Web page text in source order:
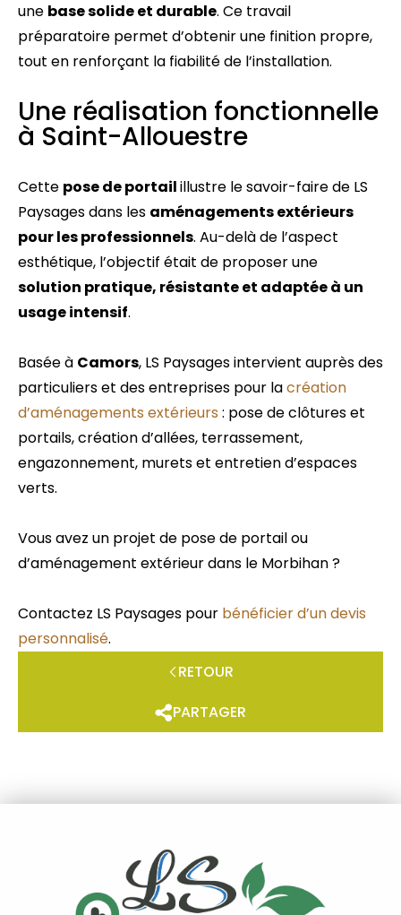
une base solide et durable. Ce travail
préparatoire permet d’obtenir une finition propre,
tout en renforçant la fiabilité de l’installation.
Une réalisation fonctionnelle
à Saint-Allouestre
Cette pose de portailillustre le savoir-faire de LS
Paysages dans les aménagements extérieurs
pour les professionnels. Au-delà de l’aspect
esthétique, l’objectif était de proposer une
solution pratique, résistante et adaptée à un
usage intensif.
Basée à Camors, LS Paysages intervient auprès des
particuliers et des entreprises pour lacréation
d’aménagements extérieurs : pose de clôtures et
portails, création d’allées, terrassement,
engazonnement, murets et entretien d’espaces
verts.
Vous avez un projet de pose de portail ou
d’aménagement extérieur dans le Morbihan ?
Contactez LS Paysages pour bénéficier d’un devis
personnalisé.
RETOUR
PARTAGER